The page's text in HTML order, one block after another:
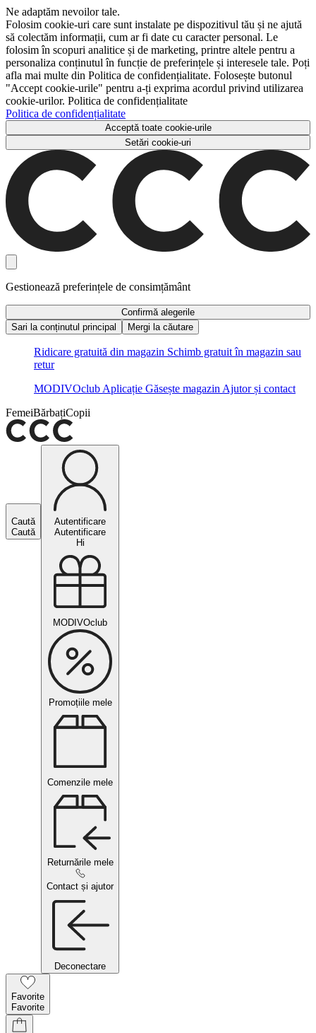
Ne adaptăm nevoilor tale.
Folosim cookie-uri care sunt instalate pe dispozitivul tău și ne ajută
să colectăm informații, cum ar fi date cu caracter personal. Le
folosim în scopuri analitice și de marketing, printre altele pentru a
personaliza conținutul în funcție de preferințele și interesele tale. Poți
afla mai multe din Politica de confidențialitate. Folosește butonul
"Accept cookie-urile" pentru a-ți exprima acordul privind utilizarea
cookie-urilor. Politica de confidențialitate
Politica de confidențialitate
Acceptă toate cookie-urile
Setări cookie-uri
Gestionează preferințele de consimțământ
Confirmă alegerile
Sari la conținutul principal
Mergi la căutare
Ridicare gratuită din magazin Schimb gratuit în magazin sau
retur
MODIVOclub Aplicație Găsește magazin Ajutor și contact
FemeiBărbațiCopii
Caută
Caută
Autentificare
Autentificare
Hi
MODIVOclub
Promoțiile mele
Comenzile mele
Returnările mele
Contact și ajutor
Deconectare
Favorite
Favorite